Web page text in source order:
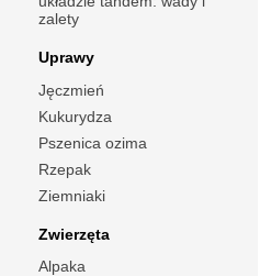
zalety
Uprawy
Jęczmień
Kukurydza
Pszenica ozima
Rzepak
Ziemniaki
Zwierzęta
Alpaka